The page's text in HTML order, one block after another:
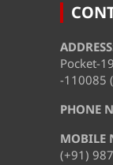
Pocket-
-110085
PHONE
MOBILE
(+91)